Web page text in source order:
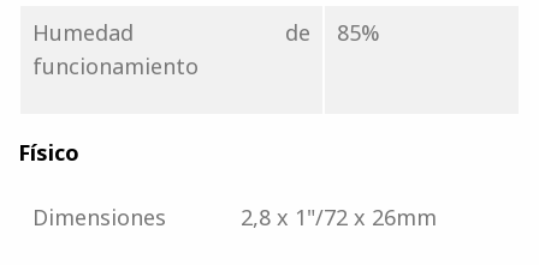
Humedad de
funcionamiento
85%
Físico
Dimensiones 2,8 x 1"/72 x 26mm